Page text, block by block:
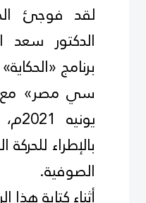
لقد فوجئ
الدكتور سعد
برنامج
بالإطراء
الصوفية.
أثناء كتابة هذا